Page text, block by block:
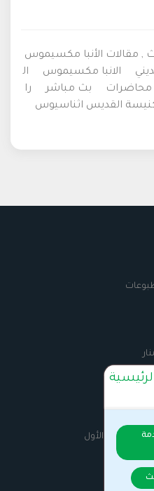
, مقالات الأنبا مكسيموس
الانبا مكسيموس
ال
محاضرات بث مباشر
را
القديس اثناسيوس
مكسيموس الأول